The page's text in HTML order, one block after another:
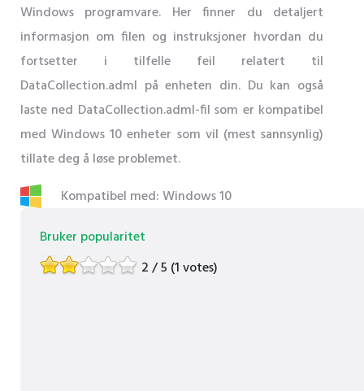
Windows programvare. Her finner du detaljert
informasjon om filen og instruksjoner hvordan du
fortsetter i tilfelle feil relatert til
DataCollection.adml på enheten din. Du kan også
laste ned DataCollection.adml-fil som er kompatibel
med Windows 10 enheter som vil (mest sannsynlig)
tillate deg å løse problemet.
Kompatibel med: Windows 10
Bruker popularitet
2 / 5 (1 votes)